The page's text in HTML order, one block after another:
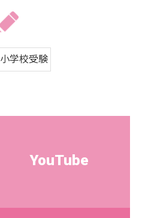
小学校受験
YouTube